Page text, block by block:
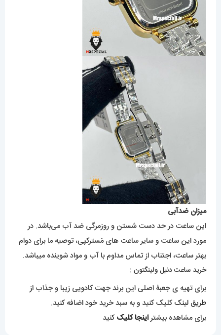
میزان ضدآبی
این ساعت در حد دست شستن و روزمرگی ضد آب می‌باشد. در
مورد این ساعت و سایر ساعت های مَسترکپی، توصیه ما برای دوام
بهتر ساعت، اجتناب از تماس مداوم با آب و مواد شوینده میباشد.
خرید ساعت دنیل ولینگتون :
برای تهیه ی جعبۀ اصلی این برند جهت کادویی زیبا و جذاب از
طریق لینککلیک کنید و به سبد خرید خود اضافه کنید.
برای مشاهده بیشتراینجا کلیک کنید